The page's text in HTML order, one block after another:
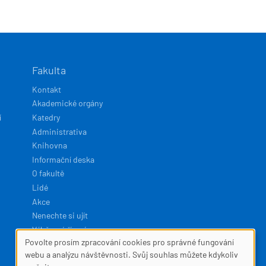
Fakulta
Kontakt
Akademické orgány
Katedry
Administrativa
Knihovna
Informační deska
O fakultě
Lidé
Akce
Nenechte si ujít
Výběrová řízení
Developed bySquelle
SOUBORY
Povolte prosím zpracování cookies pro správné fungování
webu a analýzu návštěvnosti. Svůj souhlas můžete kdykoliv